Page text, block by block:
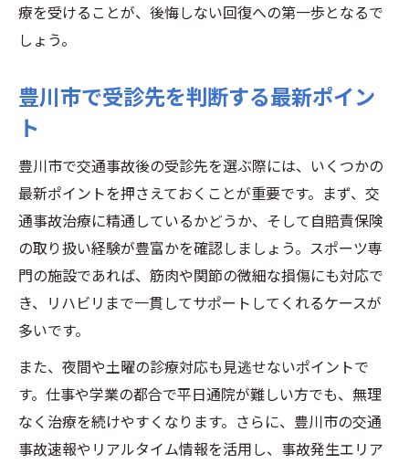
療を受けることが、後悔しない回復への第一歩となるで
しょう。
豊川市で受診先を判断する最新ポイン
ト
豊川市で交通事故後の受診先を選ぶ際には、いくつかの
最新ポイントを押さえておくことが重要です。まず、交
通事故治療に精通しているかどうか、そして自賠責保険
の取り扱い経験が豊富かを確認しましょう。スポーツ専
門の施設であれば、筋肉や関節の微細な損傷にも対応で
き、リハビリまで一貫してサポートしてくれるケースが
多いです。
また、夜間や土曜の診療対応も見逃せないポイントで
す。仕事や学業の都合で平日通院が難しい方でも、無理
なく治療を続けやすくなります。さらに、豊川市の交通
事故速報やリアルタイム情報を活用し、事故発生エリア